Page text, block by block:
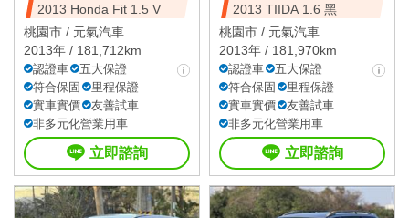
2013 Honda Fit 1.5 V
桃園市 / 元氣汽車
2013年 / 181,712km
認證車
五大保證
符合保固
里程保證
實車實價
友善試車
非多元化營業用車
立即諮詢
2013 TIIDA 1.6 黑
桃園市 / 元氣汽車
2013年 / 181,970km
認證車
五大保證
符合保固
里程保證
實車實價
友善試車
非多元化營業用車
立即諮詢